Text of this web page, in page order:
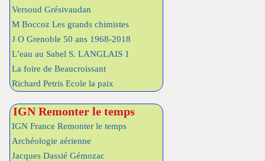
Versoud Grésivaudan
M Boccoz Les grands chimistes
J O Grenoble 50 ans 1968-2018
L’eau au Sahel S. LANGLAIS 1
La foire de Beaucroissant
Richard Petris Ecole la paix
IGN Remonter le temps
IGN France Remonter le temps
Archéologie aérienne
Jacques Dassié Gémozac